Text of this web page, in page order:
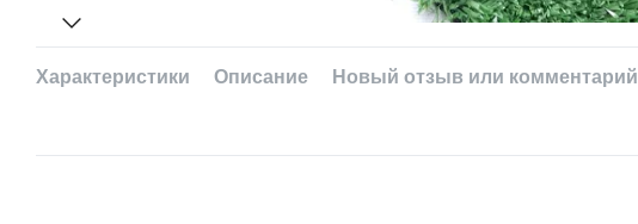
Характеристики Описание Новый отзыв или комментарий